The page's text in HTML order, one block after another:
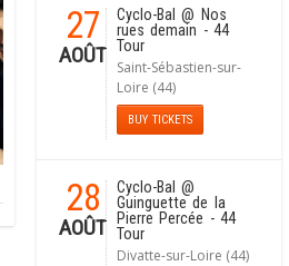
27
AOÛT
Cyclo-Bal @ Nos
rues demain - 44
Tour
Saint-Sébastien-sur-
Loire (44)
BUY TICKETS
28
AOÛT
Cyclo-Bal @
Guinguette de la
Pierre Percée - 44
Tour
Divatte-sur-Loire (44)